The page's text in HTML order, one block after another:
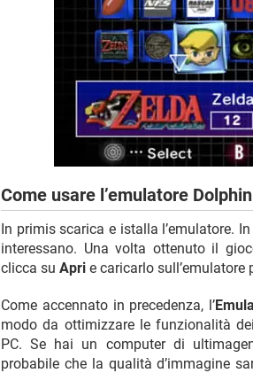
Come usare l’emulatore
In primis scarica e istalla l’emulatore.
interessano. Una volta ottenuto il
clicca su Apri e caricarlo sull’emulatore
Come accennato in precedenza, l’
modo da ottimizzare le funzionalità
PC. Se hai un computer di
probabile che la qualità d’immagine